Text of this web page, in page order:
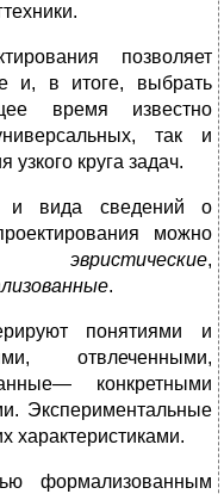
позволяет
и, в итоге, выбрать
время известно
так и
круга задач.
и вида сведений о
можно
на эвристические,
.
понятиями и
отвлеченными,
конкретными
Экспериментальные
характеристиками.
формализованным